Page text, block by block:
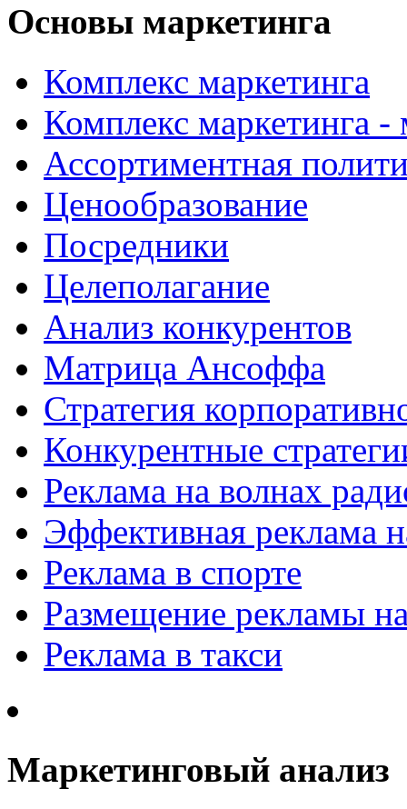
Основы маркетинга
Комплекс маркетинга
Комплекс маркетинга
Ассортиментная
Ценообразование
Посредники
Целеполагание
Анализ конкурентов
Матрица Ансоффа
Стратегия
Конкурентные
Реклама на волнах
Эффективная реклама
Реклама в спорте
Размещение рекламы
Реклама в такси
Маркетинговый анализ